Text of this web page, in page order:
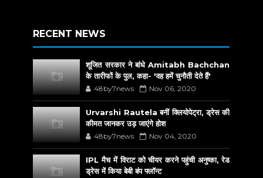
RECENT NEWS
शूजित सरकार ने बांधे Amitabh Bachchan
के तारीफों के पुल, कहा- 'वह हमें चुनौती देते हैं'
48by7news Nov 06, 2020
Urvarshi Rautela बनीं क्लियोपेट्रा, ड्रेस की
कीमत जानकर उड़ जाएंगे होश
48by7news Nov 04, 2020
IPL मैच में विराट को चीयर करने पहुंची अनुष्का, रेड
ड्रेस में किया बेबी बंप फ्लॉन्ट